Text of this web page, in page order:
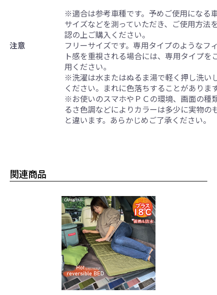
※適合は参考車種です。予めご使用になる
サイズなどを測っていただき、ご使用方法
認の上ご購入ください。
注意
フリーサイズです。専用タイプのようなフ
ト感を重視される場合には、専用タイプを
用ください。
※洗濯は水またはぬるま湯で軽く押し洗い
ください。まれに色落ちすることがありま
※お使いのスマホやＰＣの環境、画面の種
るさ色調などによりカラーは多少に実物の
と違います。あらかじめご了承ください。
関連商品